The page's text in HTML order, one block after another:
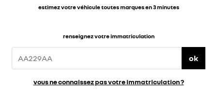
estimez votre véhicule toutes marques en 3 minutes
renseignez votre immatriculation
ok
vous ne connaissez pas votre immatriculation ?